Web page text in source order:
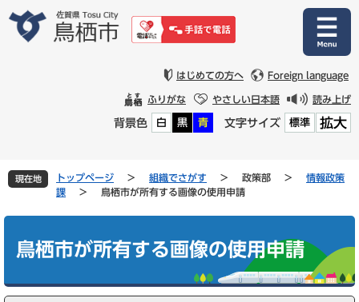
文
はじめての方へ Foreign language
ふりがな やさしい日本語 読み上げ
背景色 白 黒 青 文字サイズ 標準 拡大
現在地 トップページ > 組織でさがす > 政策部 >
情報政策
課
> 鳥栖市が所有する画像の使用申請
鳥栖市が所有する画像の使用申請